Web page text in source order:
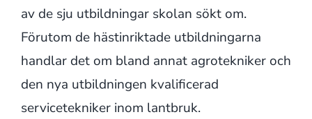
av de sju utbildningar skolan sökt om.
Förutom de hästinriktade utbildningarna
handlar det om bland annat agrotekniker och
den nya utbildningen kvalificerad
servicetekniker inom lantbruk.